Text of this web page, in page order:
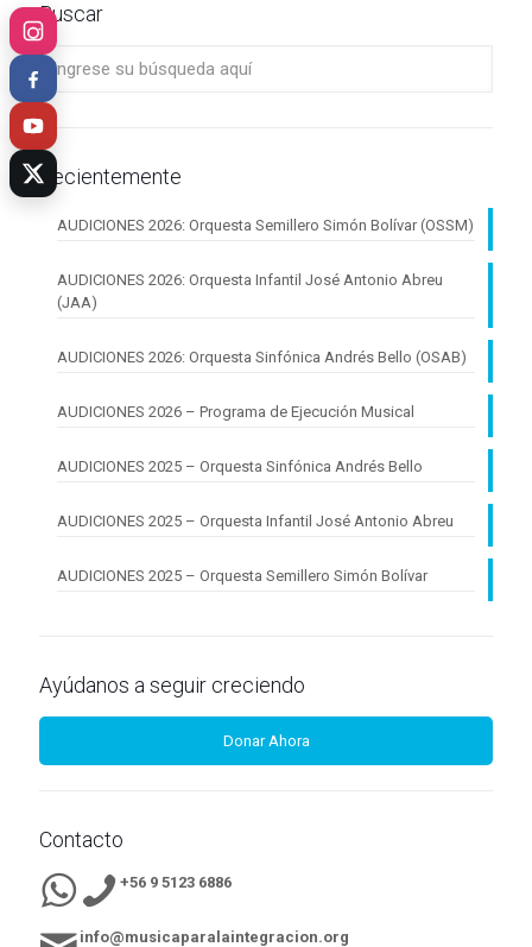
Buscar
Recientemente
AUDICIONES 2026: Orquesta Semillero Simón Bolívar (OSSM)
AUDICIONES 2026: Orquesta Infantil José Antonio Abreu
(JAA)
AUDICIONES 2026: Orquesta Sinfónica Andrés Bello (OSAB)
AUDICIONES 2026 – Programa de Ejecución Musical
AUDICIONES 2025 – Orquesta Sinfónica Andrés Bello
AUDICIONES 2025 – Orquesta Infantil José Antonio Abreu
AUDICIONES 2025 – Orquesta Semillero Simón Bolívar
Ayúdanos a seguir creciendo
Donar Ahora
Contacto
+56 9 5123 6886
info@musicaparalaintegracion.org